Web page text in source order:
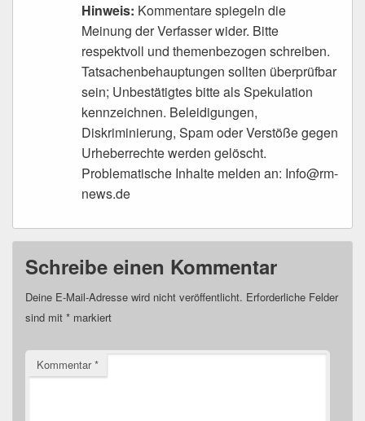
Hinweis: Kommentare spiegeln die
Meinung der Verfasser wider. Bitte
respektvoll und themenbezogen schreiben.
Tatsachenbehauptungen sollten überprüfbar
sein; Unbestätigtes bitte als Spekulation
kennzeichnen. Beleidigungen,
Diskriminierung, Spam oder Verstöße gegen
Urheberrechte werden gelöscht.
Problematische Inhalte melden an: Info@rm-
news.de
Schreibe einen Kommentar
Deine E-Mail-Adresse wird nicht veröffentlicht. Erforderliche Felder
sind mit * markiert
Kommentar*